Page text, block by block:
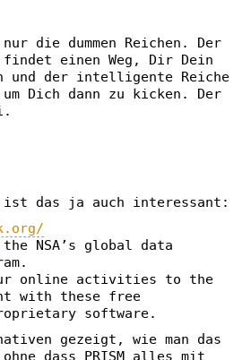
die dummen Reichen. Der
einen Weg, Dir Dein
und der intelligente Reiche
Dich dann zu kicken. Der
das ja auch interessant:
NSA’s global data
online activities to the
with these free
software.
gezeigt, wie man das
dass PRISM alles mit